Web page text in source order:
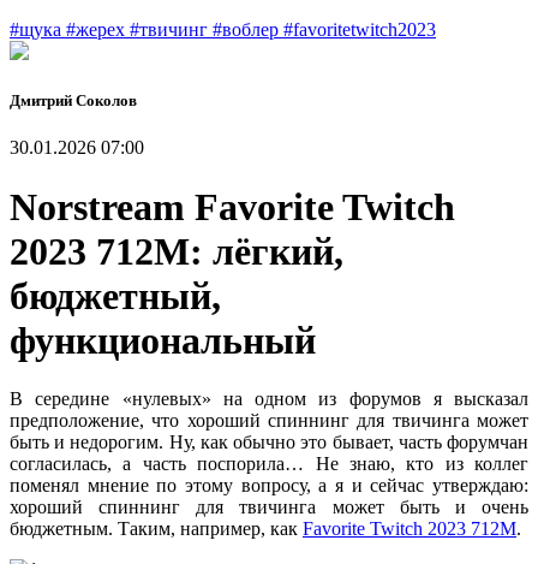
#щука #жерех #твичинг #воблер #favoritetwitch2023
Дмитрий Соколов
30.01.2026 07:00
Norstream Favorite Twitch
2023 712M: лёгкий,
бюджетный,
функциональный
В середине «нулевых» на одном из форумов я высказал
предположение, что хороший спиннинг для твичинга может
быть и недорогим. Ну, как обычно это бывает, часть форумчан
согласилась, а часть поспорила… Не знаю, кто из коллег
поменял мнение по этому вопросу, а я и сейчас утверждаю:
хороший спиннинг для твичинга может быть и очень
бюджетным. Таким, например, как Favorite Twitch 2023 712M.